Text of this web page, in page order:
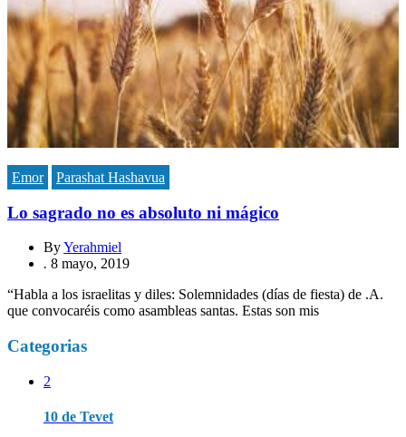
Emor Parashat Hashavua
Lo sagrado no es absoluto ni mágico
ByYerahmiel
. 8 mayo, 2019
“Habla a los israelitas y diles: Solemnidades (días de fiesta) de .A.
que convocaréis como asambleas santas. Estas son mis
Categorias
2
10 de Tevet